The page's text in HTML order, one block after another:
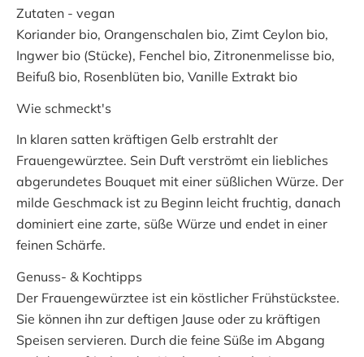
Zutaten - vegan
Koriander bio, Orangenschalen bio, Zimt Ceylon bio,
Ingwer bio (Stücke), Fenchel bio, Zitronenmelisse bio,
Beifuß bio, Rosenblüten bio, Vanille Extrakt bio
Wie schmeckt's
In klaren satten kräftigen Gelb erstrahlt der
Frauengewürztee. Sein Duft verströmt ein liebliches
abgerundetes Bouquet mit einer süßlichen Würze. Der
milde Geschmack ist zu Beginn leicht fruchtig, danach
dominiert eine zarte, süße Würze und endet in einer
feinen Schärfe.
Genuss- & Kochtipps
Der Frauengewürztee ist ein köstlicher Frühstückstee.
Sie können ihn zur deftigen Jause oder zu kräftigen
Speisen servieren. Durch die feine Süße im Abgang